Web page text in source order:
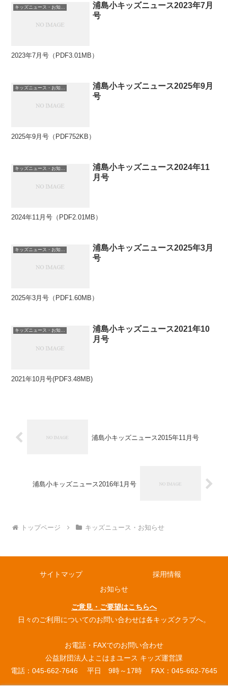
浦島小キッズニュース2023年7月
号
2023年7月号（PDF3.01MB）
浦島小キッズニュース2025年9月
号
2025年9月号（PDF752KB）
キッズニュース・お知らせ
浦島小キッズニュース2024年11
月号
2024年11月号（PDF2.01MB）
浦島小キッズニュース2025年3月
号
2025年3月号（PDF1.60MB）
キッズニュース・お知らせ
浦島小キッズニュース2021年10
月号
2021年10月号(PDF3.48MB)
浦島小キッズニュース2015年11月号
浦島小キッズニュース2016年1月号
トップページ キッズニュース・お知らせ
サイトマップ
採用情報
お知らせ
ご意見・ご要望はこちらへ
日々のご利用についてのお問い合わせは各キッズクラブへ。
お電話・FAXでのお問い合わせ
公益財団法人よこはまユース キッズ運営課
電話：045-662-7646 平日 9時～17時 FAX：045-662-7645